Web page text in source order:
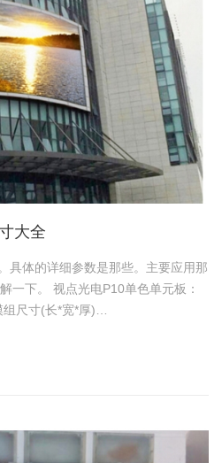
大全
具体的详细参数是那些。主要应用那
单色单元板：